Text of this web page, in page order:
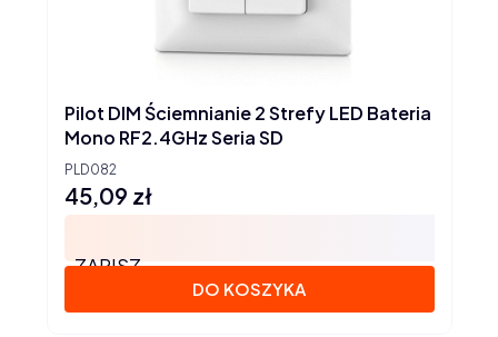
PLD082
Pilot DIM Ściemnianie 2 Strefy LED Bateria
Mono RF2.4GHz Seria SD
Cena
45,09 zł
ZAPISZ
DO KOSZYKA